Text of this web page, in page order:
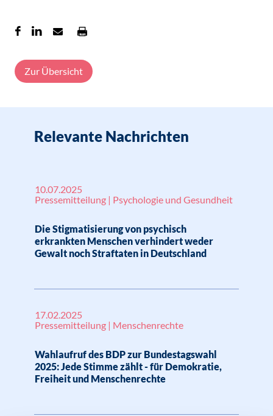
Zur Übersicht
Relevante Nachrichten
10.07.2025
Pressemitteilung | Psychologie und Gesundheit
Die Stigmatisierung von psychisch
erkrankten Menschen verhindert weder
Gewalt noch Straftaten in Deutschland
17.02.2025
Pressemitteilung | Menschenrechte
Wahlaufruf des BDP zur Bundestagswahl
2025: Jede Stimme zählt - für Demokratie,
Freiheit und Menschenrechte